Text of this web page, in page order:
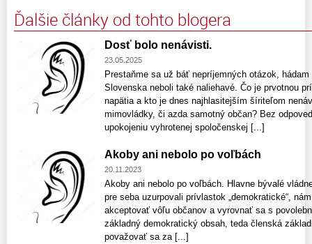
Ďalšie články od tohto blogera
Dosť bolo nenávisti.
23.05.2025
Prestaňme sa už báť nepríjemných otázok,
Slovenska neboli také naliehavé. Čo je prvotnou
napätia a kto je dnes najhlasitejším šíriteľom
mimovládky, či azda samotný občan? Bez
upokojeniu vyhrotenej spoločenskej [...]
Akoby ani nebolo po voľbách
20.11.2023
Akoby ani nebolo po voľbách. Hlavne bývalé
pre seba uzurpovali prívlastok „demokratické“,
akceptovať vôľu občanov a vyrovnať sa s
základný demokratický obsah, teda členská
považovať sa za [...]